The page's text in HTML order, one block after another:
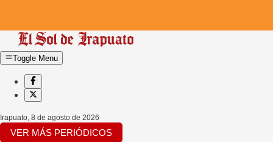
Toggle Menu
Irapuato, 8 de agosto de 2026
VER MÁS PERIÓDICOS